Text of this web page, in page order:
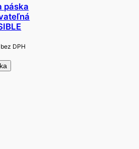
páska
bez DPH